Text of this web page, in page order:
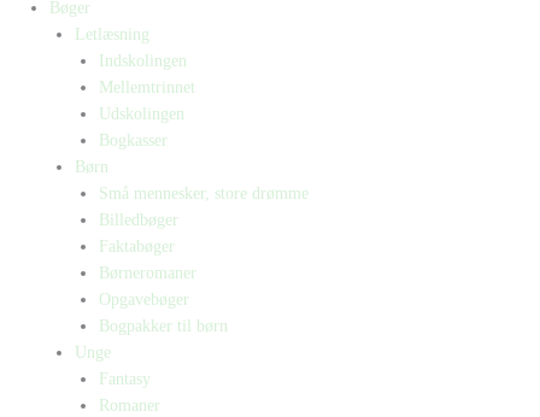
Bøger
Letlæsning
Indskolingen
Mellemtrinnet
Udskolingen
Bogkasser
Børn
Små mennesker, store drømme
Billedbøger
Faktabøger
Børneromaner
Opgavebøger
Bogpakker til børn
Unge
Fantasy
Romaner